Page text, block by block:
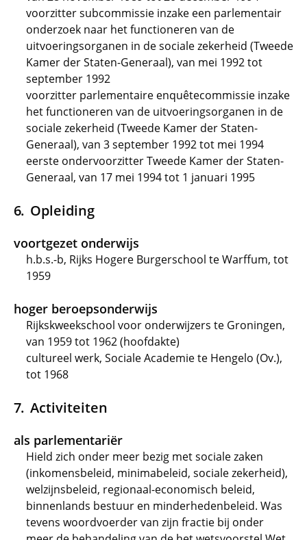
voorzitter subcommissie inzake een parlementair
onderzoek naar het functioneren van de
uitvoeringsorganen in de sociale zekerheid (Tweede
Kamer der Staten-Generaal), van mei 1992 tot
september 1992
voorzitter parlementaire enquêtecommissie inzake
het functioneren van de uitvoeringsorganen in de
sociale zekerheid (Tweede Kamer der Staten-
Generaal), van 3 september 1992 tot mei 1994
eerste ondervoorzitter Tweede Kamer der Staten-
Generaal, van 17 mei 1994 tot 1 januari 1995
Opleiding
voortgezet onderwijs
h.b.s.-b, Rijks Hogere Burgerschool te Warffum, tot
1959
hoger beroepsonderwijs
Rijkskweekschool voor onderwijzers te Groningen,
van 1959 tot 1962 (hoofdakte)
cultureel werk, Sociale Academie te Hengelo (Ov.),
tot 1968
Activiteiten
als parlementariër
Hield zich onder meer bezig met sociale zaken
(inkomensbeleid, minimabeleid, sociale zekerheid),
welzijnsbeleid, regionaal-economisch beleid,
binnenlands bestuur en minderhedenbeleid. Was
tevens woordvoerder van zijn fractie bij onder